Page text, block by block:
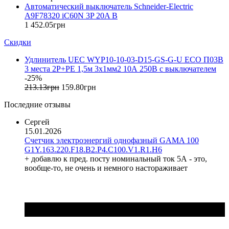
F&F (Польша)
FRER (Италия)
FS (Украина)
Galkat (Украина)
GENERICA (Китай)
Gewiss (Италия)
Ginlong Solis (Китай)
Hager (Германия)
Haupa (Германия)
HD Hyundai Electric (Корея)
Hemstedt (Германия)
Horoz Electric (Турция)
Huawei (Китай)
Автоматический выключатель Schneider-Electric
A9F78320 iC60N 3P 20A B
1 452.05грн
Скидки
Удлинитель UEC WYP10-10-03-D15-GS-G-U ECO П03В
3 места 2P+PE 1,5м 3х1мм2 10А 250В с выключателем
-25%
213.13грн 159.80грн
Последние отзывы
Сергей
15.01.2026
Счетчик электроэнергий однофазный GAMA 100
G1Y.163.220.F18.B2.P4.C100.V1.R1.H6
+ добавлю к пред. посту номинальный ток 5А - это,
вообще-то, не очень и немного настораживает